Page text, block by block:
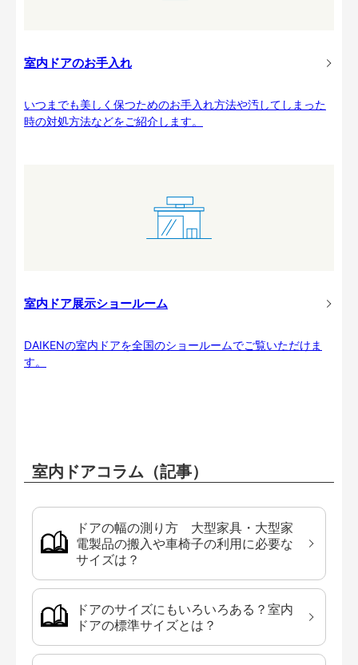
室内ドアのお手入れ
いつまでも美しく保つためのお手入れ方法や汚してしまった
時の対処方法などをご紹介します。
室内ドア展示ショールーム
DAIKENの室内ドアを全国のショールームでご覧いただけま
す。
室内ドアコラム（記事）
ドアの幅の測り方 大型家具・大型家
電製品の搬入や車椅子の利用に必要な
サイズは？
ドアのサイズにもいろいろある？室内
ドアの標準サイズとは？